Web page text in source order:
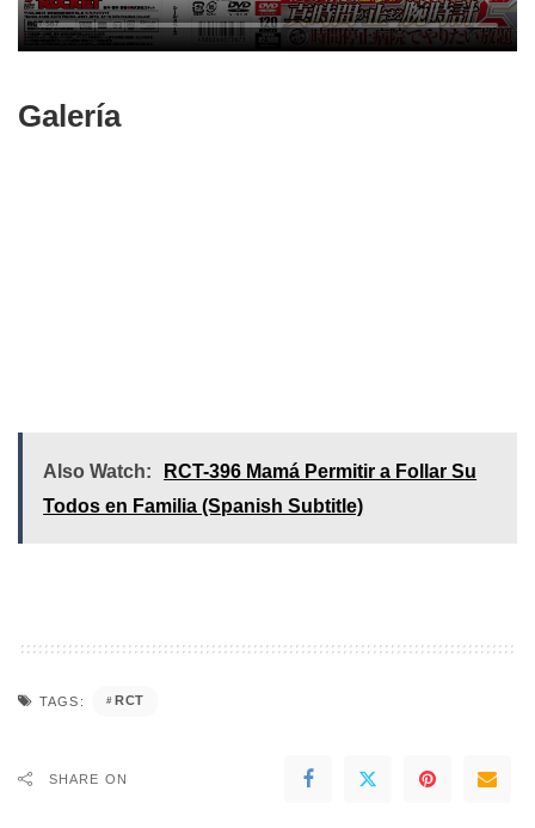
Galería
Also Watch:
RCT-396 Mamá Permitir a Follar Su
Todos en Familia (Spanish Subtitle)
TAGS: RCT
SHARE ON